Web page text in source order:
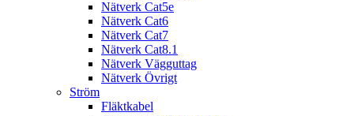
Nätverk Cat5e
Nätverk Cat6
Nätverk Cat7
Nätverk Cat8.1
Nätverk Vägguttag
Nätverk Övrigt
Ström
Fläktkabel